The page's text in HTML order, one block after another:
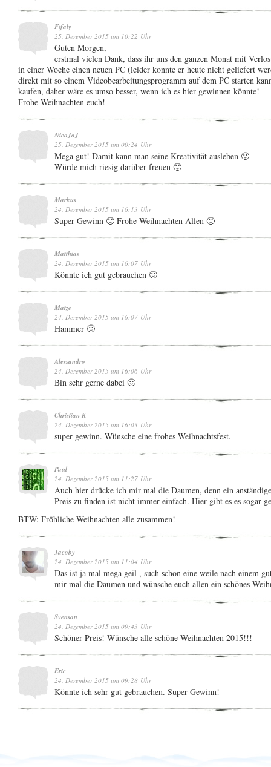
Fifaly
25. Dezember 2015 um 10:22 Uhr
Guten Morgen,
erstmal vielen Dank, dass ihr uns den ganzen Monat mit
in einer Woche einen neuen PC (leider konnte er heute nicht geliefert
direkt mit so einem Videobearbeitungsprogramm auf dem PC starten
kaufen, daher wäre es umso besser, wenn ich es hier gewinnen könnte!
Frohe Weihnachten euch!
NicoJaJ
25. Dezember 2015 um 00:24 Uhr
Mega gut! Damit kann man seine Kreativität ausleben 🙂
Würde mich riesig darüber freuen 🙂
Markus
24. Dezember 2015 um 16:13 Uhr
Super Gewinn 🙂 Frohe Weihnachten Allen 🙂
Matthias
24. Dezember 2015 um 16:07 Uhr
Könnte ich gut gebrauchen 🙂
Matze
24. Dezember 2015 um 16:07 Uhr
Hammer 🙂
Alessandro
24. Dezember 2015 um 16:06 Uhr
Bin sehr gerne dabei 🙂
Christian K
24. Dezember 2015 um 16:03 Uhr
super gewinn. Wünsche eine frohes Weihnachtsfest.
Paul
24. Dezember 2015 um 11:27 Uhr
Auch hier drücke ich mir mal die Daumen, denn ein
Preis zu finden ist nicht immer einfach. Hier gibt es es sogar
BTW: Fröhliche Weihnachten alle zusammen!
Jacoby
24. Dezember 2015 um 11:04 Uhr
Das ist ja mal mega geil , such schon eine weile nach einem
mir mal die Daumen und wünsche euch allen ein schönes
Svenson
24. Dezember 2015 um 09:43 Uhr
Schöner Preis! Wünsche alle schöne Weihnachten 2015!!!
Eric
24. Dezember 2015 um 09:28 Uhr
Könnte ich sehr gut gebrauchen. Super Gewinn!